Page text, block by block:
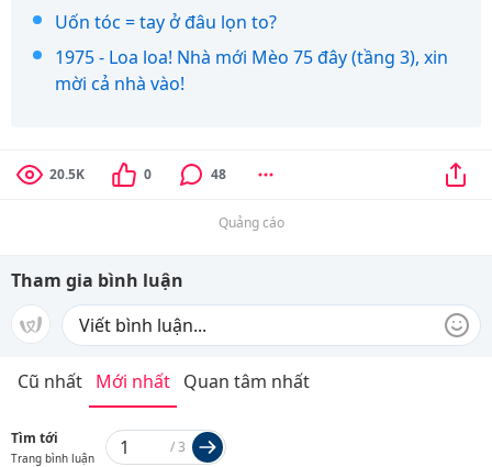
Uốn tóc = tay ở đâu lọn to?
1975 - Loa loa! Nhà mới Mèo 75 đây (tầng 3), xin
mời cả nhà vào!
20.5K 0 48
Quảng cáo
Tham gia bình luận
Cũ nhất Mới nhất Quan tâm nhất
Tìm tới
Trang bình luận
/3